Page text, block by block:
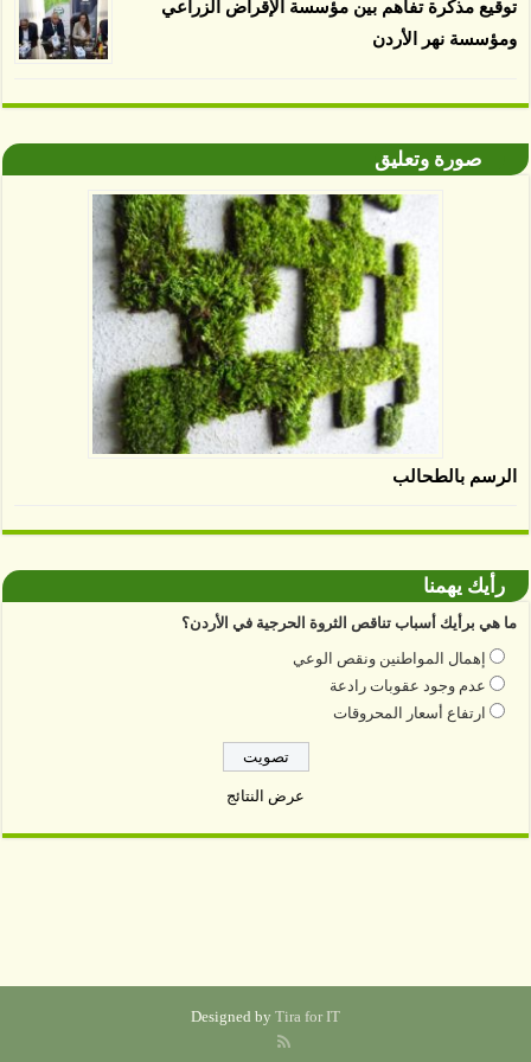
توقيع مذكرة تفاهم بين مؤسسة الإقراض الزراعي
ومؤسسة نهر الأردن
صورة وتعليق
الرسم بالطحالب
رأيك يهمنا
ما هي برأيك أسباب تناقص الثروة الحرجية في الأردن؟
إهمال المواطنين ونقص الوعي
عدم وجود عقوبات رادعة
ارتفاع أسعار المحروقات
عرض النتائج
Designed by Tira for IT